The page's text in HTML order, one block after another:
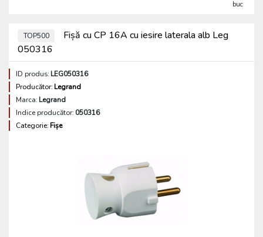
buc
TOP500
Fișă cu CP 16A cu iesire laterala alb Leg
050316
ID produs:LEG050316
Producător:Legrand
Marca:Legrand
Indice producător: 050316
Categorie:Fișe